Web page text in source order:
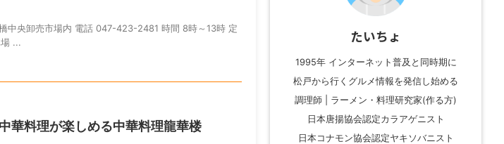
中央卸売市場内 電話 047-423-2481 時間 8時～13時 定
...
華料理が楽しめる中華料理龍華楼
たいちょ
1995年 インターネット普及と同時期に
松戸から行くグルメ情報を発信し始める
調理師 | ラーメン・料理研究家(作る方)
日本唐揚協会認定カラアゲニスト
日本コナモン協会認定ヤキソバニスト